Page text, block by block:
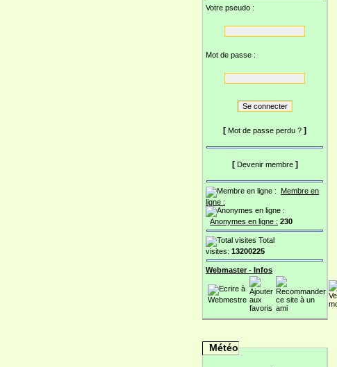
Votre pseudo :
Mot de passe :
[ Mot de passe perdu ? ]
[ Devenir membre]
Membre en
ligne :
Anonymes en ligne : 230
Total
visites: 13200225
Webmaster - Infos
Météo